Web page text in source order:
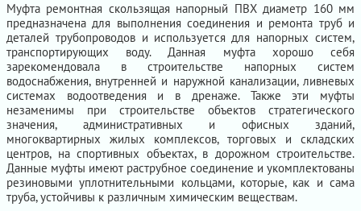
Муфта ремонтная скользящая напорный ПВХ диаметр 160 мм
предназначена для выполнения соединения и ремонта труб и
деталей трубопроводов и используется для напорных систем,
транспортирующих воду. Данная муфта хорошо себя
зарекомендовала в строительстве напорных систем
водоснабжения, внутренней и наружной канализации, ливневых
системах водоотведения и в дренаже. Также эти муфты
незаменимы при строительстве объектов стратегического
значения, административных и офисных зданий,
многоквартирных жилых комплексов, торговых и складских
центров, на спортивных объектах, в дорожном строительстве.
Данные муфты имеют раструбное соединение и укомплектованы
резиновыми уплотнительными кольцами, которые, как и сама
труба, устойчивы к различным химическим веществам.